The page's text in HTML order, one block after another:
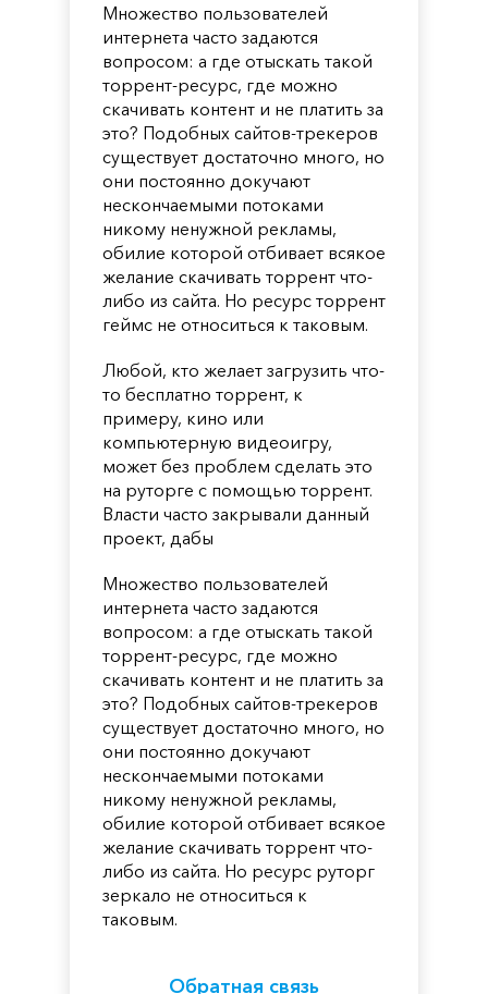
Множество пользователей
интернета часто задаются
вопросом: а где отыскать такой
торрент-ресурс, где можно
скачивать контент и не платить за
это? Подобных сайтов-трекеров
существует достаточно много, но
они постоянно докучают
нескончаемыми потоками
никому ненужной рекламы,
обилие которой отбивает всякое
желание скачивать торрент что-
либо из сайта. Но ресурс торрент
геймс не относиться к таковым.
Любой, кто желает загрузить что-
то бесплатно торрент, к
примеру, кино или
компьютерную видеоигру,
может без проблем сделать это
на руторге с помощью торрент.
Власти часто закрывали данный
проект, дабы
Множество пользователей
интернета часто задаются
вопросом: а где отыскать такой
торрент-ресурс, где можно
скачивать контент и не платить за
это? Подобных сайтов-трекеров
существует достаточно много, но
они постоянно докучают
нескончаемыми потоками
никому ненужной рекламы,
обилие которой отбивает всякое
желание скачивать торрент что-
либо из сайта. Но ресурс руторг
зеркало не относиться к
таковым.
Обратная связь